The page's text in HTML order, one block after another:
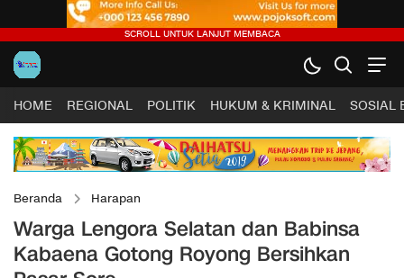
HOME REGIONAL POLITIK HUKUM & KRIMINAL SOSIAL
Beranda Harapan
Warga Lengora Selatan dan Babinsa
Kabaena Gotong Royong Bersihkan